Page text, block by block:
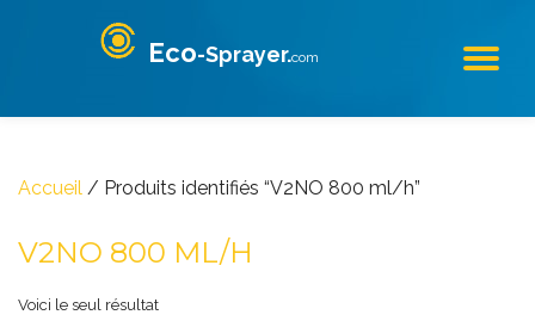
Eco-Sprayer.com
LA
Accueil / Produits identifiés “V2NO 800 ml/h”
V2NO 800 ML/H
Voici le seul résultat